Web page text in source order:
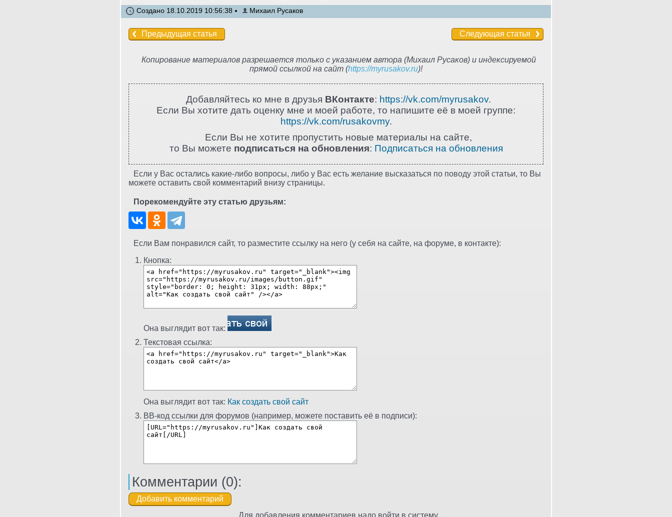
Создано 18.10.2019 10:56:38 Михаил Русаков
Предыдущая статья Следующая статья
Копирование материалов разрешается только с указанием автора (Михаил Русаков) и индексируемой
прямой ссылкой на сайт (https://myrusakov.ru)!
Добавляйтесь ко мне в друзья ВКонтакте: https://vk.com/myrusakov.
Если Вы хотите дать оценку мне и моей работе, то напишите её в моей группе:
https://vk.com/rusakovmy.
Если Вы не хотите пропустить новые материалы на сайте,
то Вы можете подписаться на обновления: Подписаться на обновления
Если у Вас остались какие-либо вопросы, либо у Вас есть желание высказаться по поводу этой статьи, то Вы
можете оставить свой комментарий внизу страницы.
Порекомендуйте эту статью друзьям:
Если Вам понравился сайт, то разместите ссылку на него (у себя на сайте, на форуме, в контакте):
Кнопка:
Она выглядит вот так:
Текстовая ссылка:
Она выглядит вот так: Как создать свой сайт
BB-код ссылки для форумов (например, можете поставить её в подписи):
Комментарии (0):
Для добавления комментариев надо войти в систему.